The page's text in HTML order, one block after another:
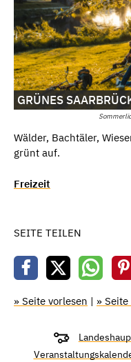
GRÜNES
Wälder, Bachtäler,
grünt auf.
Freizeit
SEITE TEILEN
» Seite vorlesen | »